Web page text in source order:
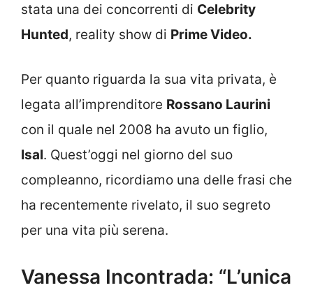
stata una dei concorrenti di Celebrity
Hunted, reality show di Prime Video.
Per quanto riguarda la sua vita privata, è
legata all’imprenditore Rossano Laurini
con il quale nel 2008 ha avuto un figlio,
Isal. Quest’oggi nel giorno del suo
compleanno, ricordiamo una delle frasi che
ha recentemente rivelato, il suo segreto
per una vita più serena.
Vanessa Incontrada: “L’unica